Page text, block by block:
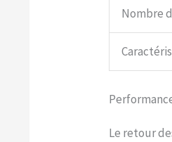
Nombre
Le retour